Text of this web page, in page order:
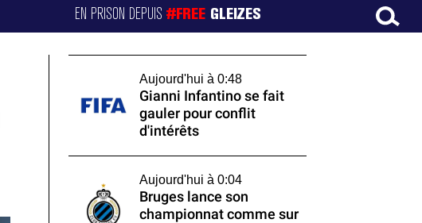
EN PRISON DEPUIS#FREE GLEIZES
Aujourd'hui à 0:48
Gianni Infantino se fait
gauler pour conflit
d'intérêts
Aujourd'hui à 0:04
Bruges lance son
championnat comme sur